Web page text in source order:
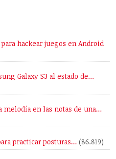
hackear juegos en Android
Galaxy S3 al estado de…
melodía en las notas de una…
practicar posturas… (86.819)